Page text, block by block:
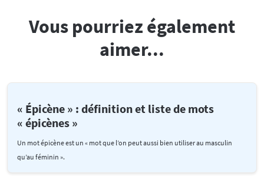
Vous pourriez également
aimer...
« Épicène » : définition et liste de mots
« épicènes »
Un mot épicène est un « mot que l’on peut aussi bien utiliser au masculin
qu’au féminin ».